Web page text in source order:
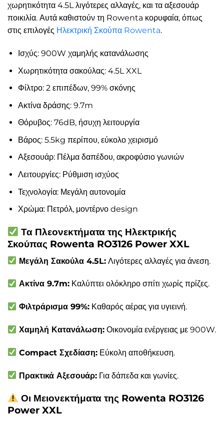
χωρητικότητα 4.5L λιγότερες αλλαγές, και τα αξεσουάρ
ποικιλία. Αυτά καθιστούν τη Rowenta κορυφαία, όπως
στις επιλογές Ηλεκτρική Σκούπα Rowenta.
Ισχύς: 900W χαμηλής κατανάλωσης
Χωρητικότητα σακούλας: 4.5L XXL
Φίλτρο: 2 επιπέδων, 99% σκόνης
Ακτίνα δράσης: 9.7m
Θόρυβος: 76dB, ήσυχη λειτουργία
Βάρος: 5.5kg περίπου, εύκολο χειρισμό
Αξεσουάρ: Πέλμα δαπέδου, ακροφύσιο γωνιών
Λειτουργίες: Ρύθμιση ισχύος
Τεχνολογία: Μεγάλη αυτονομία
Χρώμα: Πετρόλ, μοντέρνο design
Τα Πλεονεκτήματα της Ηλεκτρικής
Σκούπας Rowenta RO3126 Power XXL
Μεγάλη Σακούλα 4.5L: Λιγότερες αλλαγές για άνεση.
Ακτίνα 9.7m: Καλύπτει ολόκληρο σπίτι χωρίς πρίζες.
Φιλτράρισμα 99%: Καθαρός αέρας για υγιεινή.
Χαμηλή Κατανάλωση: Οικονομία ενέργειας με 900W.
Compact Σχεδίαση: Εύκολη αποθήκευση.
Πρακτικά Αξεσουάρ: Για δάπεδα και γωνίες.
Οι Μειονεκτήματα της Rowenta RO3126
Power XXL